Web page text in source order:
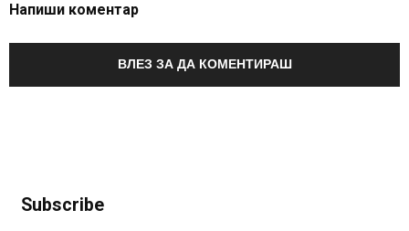
Напиши коментар
ВЛЕЗ ЗА ДА КОМЕНТИРАШ
Subscribe